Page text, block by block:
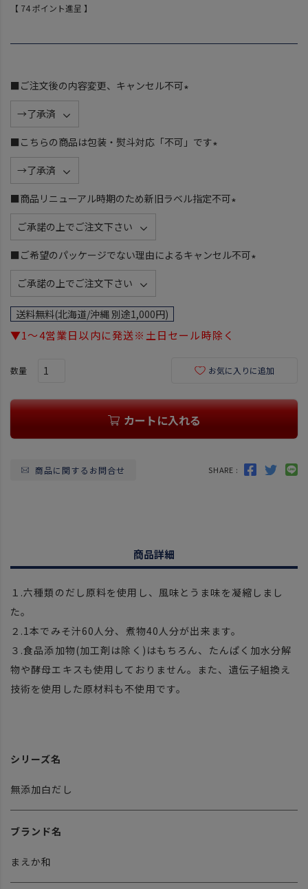
【 74ポイント進呈 】
■ご注文後の内容変更、キャンセル不可
須
■こちらの商品は包装・熨斗対応「不可」です
須
■商品リニューアル時期のため新旧ラベル指定不可
須
■ご希望のパッケージでない理由によるキャンセル不可
送料無料(北海道/沖縄 別途1,000円)
▼1～4営業日以内に発送※土日セール時除く
お気に入りに追加
カートに入れる
商品に関するお問合せ SHARE :
商品詳細
１.六種類のだし原料を使用し、風味とうま味を凝縮しまし
た。
２.1本でみそ汁60人分、煮物40人分が出来ます。
３.食品添加物(加工剤は除く)はもちろん、たんぱく加水分解
物や酵母エキスも使用しておりません。また、遺伝子組換え
技術を使用した原材料も不使用です。
シリーズ名
無添加白だし
ブランド名
まえか和